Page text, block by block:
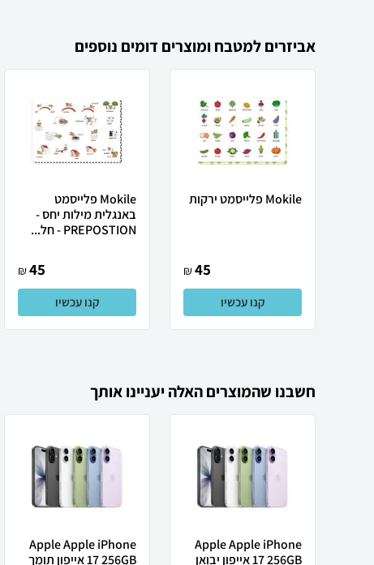
אביזרים למטבח ומוצרים דומים נוספים
Mokile פלייסמט ירקות
45
₪
קנו עכשיו
Mokile פלייסמט
באנגלית מילות יחס -
PREPOSTION - חל...
45
₪
קנו עכשיו
חשבנו שהמוצרים האלה יעניינו אותך
Apple Apple iPhone
17 256GB אייפון יבואן
Apple Apple iPhone
17 256GB אייפון תומך